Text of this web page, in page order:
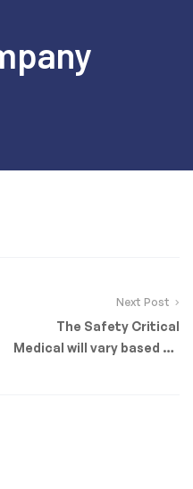
Next Post
The Safety Critical
Medical will vary based on